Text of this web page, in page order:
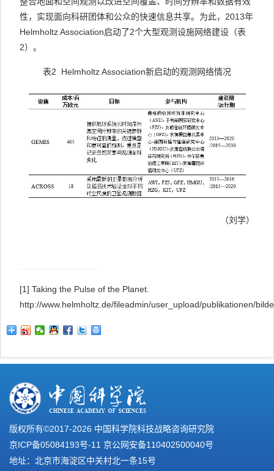
性，实现面向科研团体和公众的快速信息共享。为此，2013年
Helmholtz Association启动了2个大型观测设施网络建设（表
2）。
表2 Helmholtz Association新启动的观测网络情况
（刘学）
[1] Taking the Pulse of the Planet.
http://www.helmholtz.de/fileadmin/user_upload/publikationen/
版权所有©2017-2026 中国科学院科技战略咨询研究院
京ICP备05084193号-11 京公网安备110402500040号
地址：北京市海淀区中关村北一条15号